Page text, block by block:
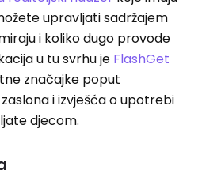
upravljati sadržajem
i koliko dugo provode
u tu svrhu je FlashGet
značajke poput
i izvješća o upotrebi
djecom.